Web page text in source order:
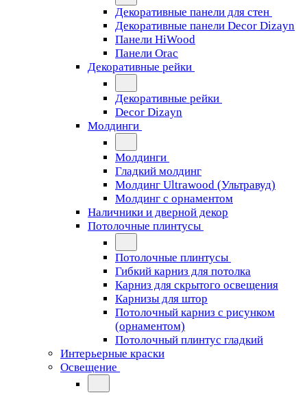
Декоративные панели для стен
Декоративные панели Decor Dizayn
Панели HiWood
Панели Orac
Декоративные рейки
Декоративные рейки
Decor Dizayn
Молдинги
Молдинги
Гладкий молдинг
Молдинг Ultrawood (Ультравуд)
Молдинг с орнаментом
Наличники и дверной декор
Потолочные плинтусы
Потолочные плинтусы
Гибкий карниз для потолка
Карниз для скрытого освещения
Карнизы для штор
Потолочный карниз с рисунком
(орнаментом)
Потолочный плинтус гладкий
Интерьерные краски
Освещение